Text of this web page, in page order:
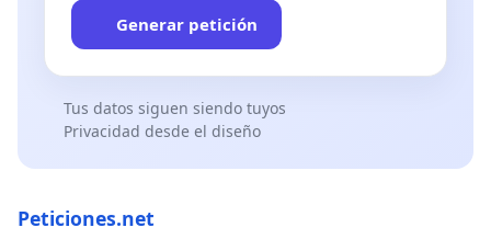
Generar petición
Tus datos siguen siendo tuyos
Privacidad desde el diseño
Peticiones.net